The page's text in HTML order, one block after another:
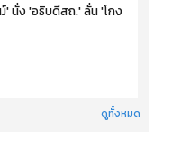
' นั่ง 'อธิบดีสถ.' ลั่น 'โกง
ดูทั้งหมด